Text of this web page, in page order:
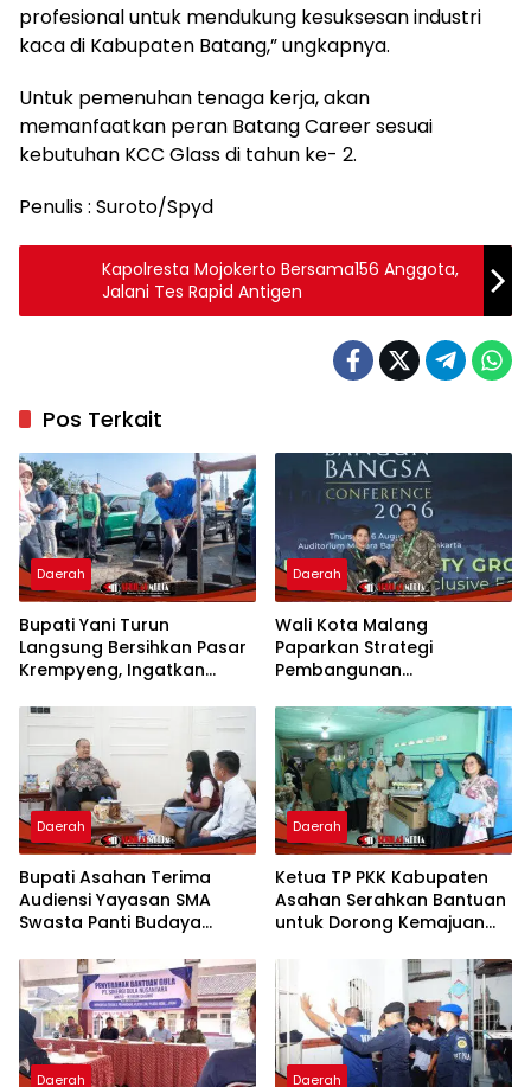
profesional untuk mendukung kesuksesan industri
kaca di Kabupaten Batang,” ungkapnya.
Untuk pemenuhan tenaga kerja, akan
memanfaatkan peran Batang Career sesuai
kebutuhan KCC Glass di tahun ke- 2.
Penulis : Suroto/Spyd
Kapolresta Mojokerto Bersama156 Anggota,
Jalani Tes Rapid Antigen
Pos Terkait
Daerah
Bupati Yani Turun
Langsung Bersihkan Pasar
Krempyeng, Ingatkan
Panjang
Daerah
Wali Kota Malang
Paparkan Strategi
Pembangunan
Nasional CNN Indonesia
Daerah
Bupati Asahan Terima
Audiensi Yayasan SMA
Swasta Panti Budaya
Grace Natalie Sagala
Daerah
Ketua TP PKK Kabupaten
Asahan Serahkan Bantuan
untuk Dorong Kemajuan
Sentang
Daerah Daerah